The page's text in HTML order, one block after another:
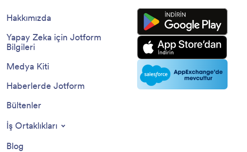
Hakkımızda
Yapay Zeka için Jotform
Bilgileri
Medya Kiti
Haberlerde Jotform
Bültenler
İş Ortaklıkları
Blog